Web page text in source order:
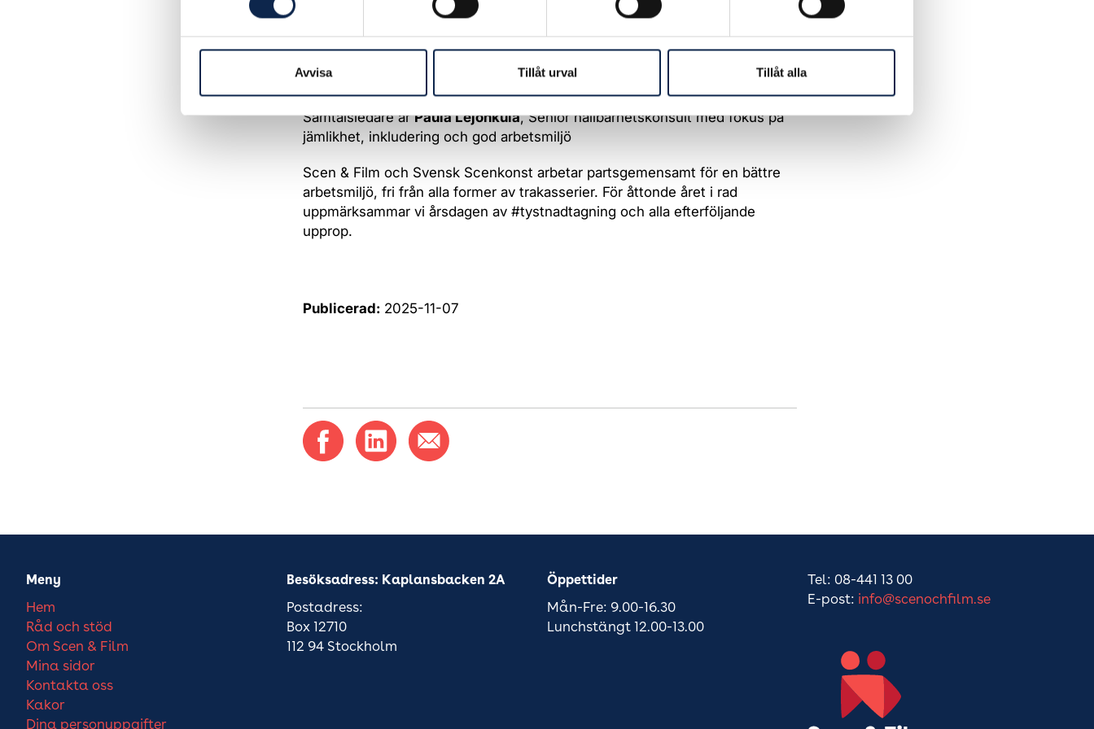
Avvisa Tillåt urval Tillåt alla
ordförande i arbetsgivarorganisationen Svensk
Scenkonst
Samtalsledare ärPaula Lejonkula, Senior hållbarhetskonsult med fokus på
jämlikhet, inkludering och god arbetsmiljö
Scen & Film och Svensk Scenkonst arbetar partsgemensamt för en bättre
arbetsmiljö, fri från alla former av trakasserier. För åttonde året i rad
uppmärksammar vi årsdagen av #tystnadtagning och alla efterföljande
upprop.
Publicerad: 2025-11-07
Meny
Hem
Råd och stöd
Om Scen & Film
Mina sidor
Kontakta oss
Kakor
Dina personuppgifter
Besöksadress: Kaplansbacken 2A
Postadress:
Box 12710
112 94 Stockholm
Öppettider
Mån-Fre: 9.00-16.30
Lunchstängt 12.00-13.00
Tel: 08-441 13 00
E-post: info@scenochfilm.se